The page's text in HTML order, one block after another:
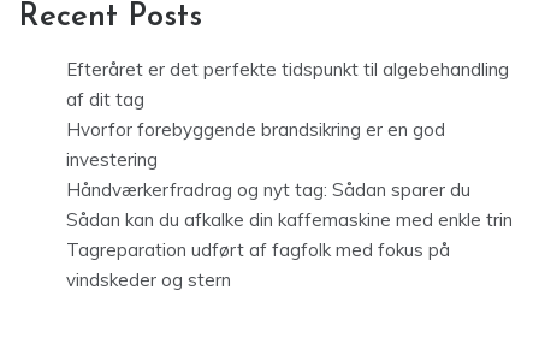
Recent Posts
Efteråret er det perfekte tidspunkt til algebehandling
af dit tag
Hvorfor forebyggende brandsikring er en god
investering
Håndværkerfradrag og nyt tag: Sådan sparer du
Sådan kan du afkalke din kaffemaskine med enkle trin
Tagreparation udført af fagfolk med fokus på
vindskeder og stern